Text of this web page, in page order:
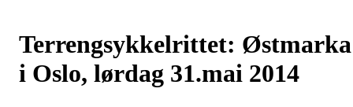
Terrengsykkelrittet: Østmarka
i Oslo, lørdag 31.mai 2014